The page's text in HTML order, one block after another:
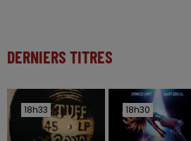
DERNIERS TITRES
18h33
18h33 18h30
18h30